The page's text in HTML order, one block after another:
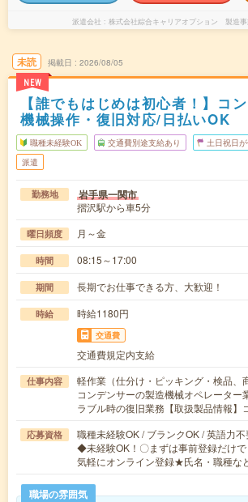
派遣会社 株式会社綜合キャリアオプション 製造事
未読
NEW
掲載日 2026/08/05
【誰でもはじめは初心者！】コ
機械操作・復旧対応/日払いOK
職種未経験OK 交通費別途支給あり 土日祝日が
派遣
勤務地 岩手県一関市
摺沢駅から車5分
曜日頻度 月～金
時間 08:15～17:00
期間 長期でお仕事できる方、大歓迎！
時給 時給1180円
交通費
交通費規定内支給
仕事内容
軽作業（仕分け・ピッキング・検品、
コンデンサーの製造機械オペレーター
ラブル時の復旧業務【取扱製品情報
応募資格
職種未経験OK / ブランクOK / 英語力不
◆未経験OK！〇まずは事前登録だけ
気軽にオンライン登録★氏名・職種な
職場の雰囲気